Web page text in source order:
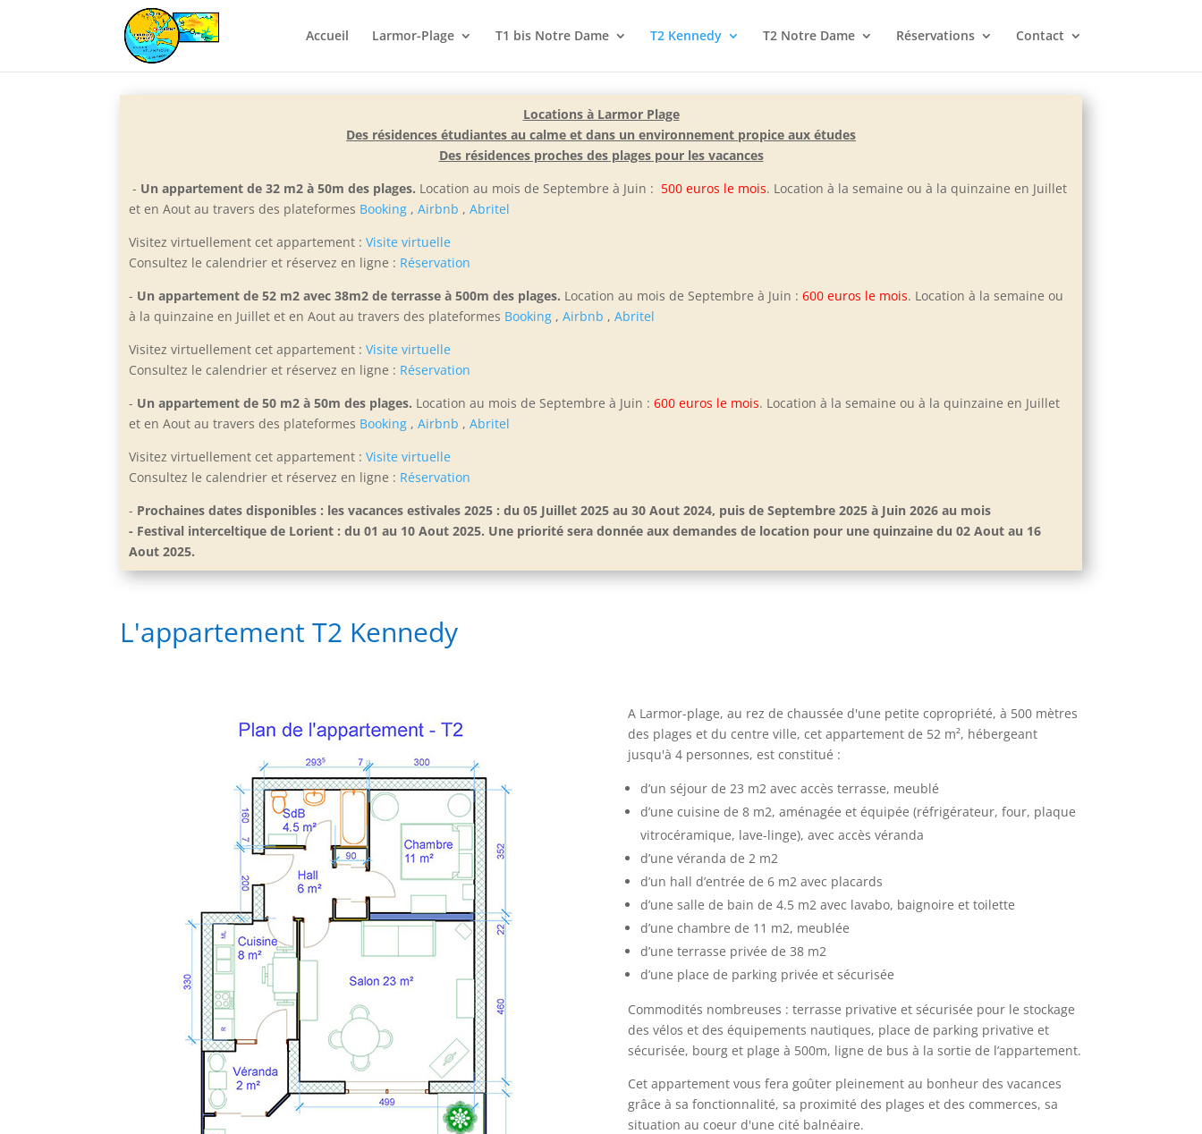
Accueil Larmor-Plage T1 bis Notre Dame T2 Kennedy T2 Notre Dame Réservations Contact
Locations à Larmor Plage
Des résidences étudiantes au calme et dans un environnement propice aux études
Des résidences proches des plages pour les vacances
- Un appartement de 32 m2 à 50m des plages. Location au mois de Septembre à Juin : 500 euros le mois. Location à la semaine ou à la quinzaine en Juillet
et en Aout au travers des plateformes Booking ,Airbnb ,Abritel
Visitez virtuellement cet appartement :Visite virtuelle
Consultez le calendrier et réservez en ligne : Réservation
- Un appartement de 52 m2 avec 38m2 de terrasse à 500m des plages. Location au mois de Septembre à Juin :600 euros le mois. Location à la semaine ou
à la quinzaine en Juillet et en Aoutau travers des plateformes Booking ,Airbnb ,Abritel
Visitez virtuellement cet appartement :Visite virtuelle
Consultez le calendrier et réservez en ligne : Réservation
- Un appartement de 50 m2 à 50m des plages. Location au mois de Septembre à Juin :600 euros le mois. Location à la semaine ou à la quinzaine en Juillet
et en Aoutau travers des plateformes Booking ,Airbnb ,Abritel
Visitez virtuellement cet appartement :Visite virtuelle
Consultez le calendrier et réservez en ligne : Réservation
- Prochaines dates disponibles : les vacances estivales 2025 : du 05 Juillet 2025 au 30 Aout 2024, puis de Septembre 2025 à Juin 2026 au mois
- Festival interceltique de Lorient : du 01 au 10 Aout 2025. Une priorité sera donnée aux demandes de location pour une quinzaine du 02 Aout au 16
Aout 2025.
L'appartement T2 Kennedy
A Larmor-plage, au rez de chaussée d'une petite copropriété, à 500 mètres
des plages et du centre ville, cet appartement de 52 m², hébergeant
jusqu'à 4 personnes, est constitué :
d’un séjour de 23 m2 avec accès terrasse, meublé
d’une cuisine de 8 m2, aménagée et équipée (réfrigérateur, four, plaque
vitrocéramique, lave-linge), avec accès véranda
d’une véranda de 2 m2
d’un hall d’entrée de 6 m2 avec placards
d’une salle de bain de 4.5 m2 avec lavabo, baignoire et toilette
d’une chambre de 11 m2, meublée
d’une terrasse privée de 38 m2
d’une place de parking privée et sécurisée
Commodités nombreuses : terrasse privative et sécurisée pour le stockage
des vélos et des équipements nautiques, place de parking privative et
sécurisée, bourg et plage à 500m, ligne de bus à la sortie de l’appartement.
Cet appartement vous fera goûter pleinement au bonheur des vacances
grâce à sa fonctionnalité, sa proximité des plages et des commerces, sa
situation au coeur d'une cité balnéaire.